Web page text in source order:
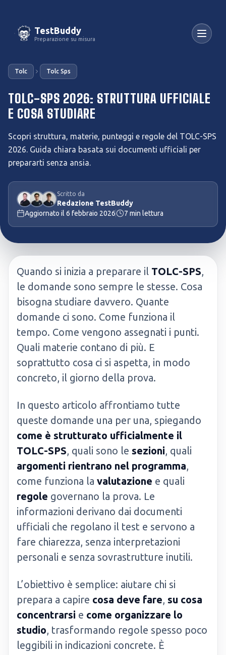
TestBuddy
Preparazione su misura
Tolc Tolc Sps
TOLC-SPS 2026: STRUTTURA UFFICIALE
E COSA STUDIARE
Scopri struttura, materie, punteggi e regole del TOLC-SPS
2026. Guida chiara basata sui documenti ufficiali per
prepararti senza ansia.
Scritto da
Redazione TestBuddy
Aggiornato il 6 febbraio 2026 7 min lettura
Quando si inizia a preparare il TOLC-SPS,
le domande sono sempre le stesse. Cosa
bisogna studiare davvero. Quante
domande ci sono. Come funziona il
tempo. Come vengono assegnati i punti.
Quali materie contano di più. E
soprattutto cosa ci si aspetta, in modo
concreto, il giorno della prova.
In questo articolo affrontiamo tutte
queste domande una per una, spiegando
come è strutturato ufficialmente il
TOLC-SPS, quali sono le sezioni, quali
argomenti rientrano nel programma,
come funziona la valutazione e quali
regole governano la prova. Le
informazioni derivano dai documenti
ufficiali che regolano il test e servono a
fare chiarezza, senza interpretazioni
personali e senza sovrastrutture inutili.
L’obiettivo è semplice: aiutare chi si
prepara a capire cosa deve fare, su cosa
concentrarsi e come organizzare lo
studio, trasformando regole spesso poco
leggibili in indicazioni concrete. È